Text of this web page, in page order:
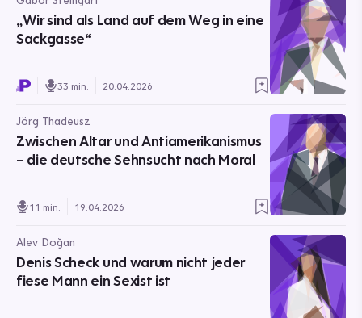
„Wir sind als Land auf dem Weg in eine
Sackgasse“
33 min. 20.04.2026
Jörg Thadeusz
Zwischen Altar und Antiamerikanismus
– die deutsche Sehnsucht nach Moral
11 min. 19.04.2026
Alev Doğan
Denis Scheck und warum nicht jeder
fiese Mann ein Sexist ist